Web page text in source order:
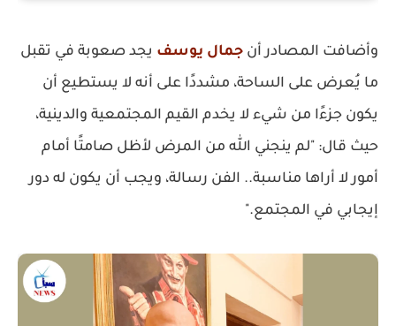
وأضافت المصادر أن جمال يوسف يجد صعوبة في تقبل
ما يُعرض على الساحة، مشددًا على أنه لا يستطيع أن
يكون جزءًا من شيء لا يخدم القيم المجتمعية والدينية،
حيث قال: "لم ينجني الله من المرض لأظل صامتًا أمام
أمور لا أراها مناسبة.. الفن رسالة، ويجب أن يكون له دور
إيجابي في المجتمع."